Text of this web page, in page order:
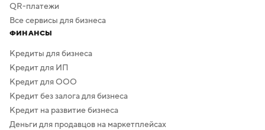
QR-платежи
Все сервисы для бизнеса
ФИНАНСЫ
Кредиты для бизнеса
Кредит для ИП
Кредит для ООО
Кредит без залога для бизнеса
Кредит на развитие бизнеса
Деньги для продавцов на маркетплейсах